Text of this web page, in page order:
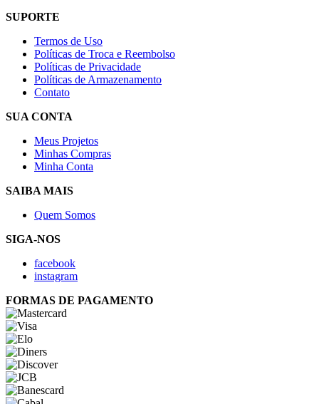
SUPORTE
Termos de Uso
Políticas de Troca e Reembolso
Políticas de Privacidade
Políticas de Armazenamento
Contato
SUA CONTA
Meus Projetos
Minhas Compras
Minha Conta
SAIBA MAIS
Quem Somos
SIGA-NOS
facebook
instagram
FORMAS DE PAGAMENTO